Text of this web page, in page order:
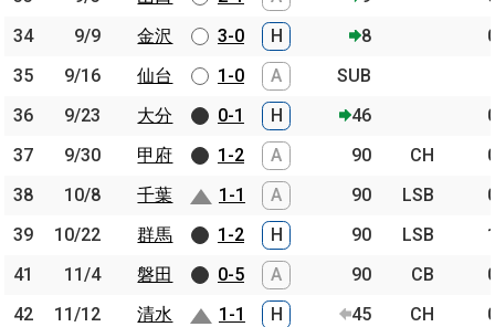
34
9/9 金沢 3-0 H 8
35
9/16 仙台 1-0 A
SUB
36
9/23 大分 0-1 H 46
37
9/30 甲府 1-2 A 90 CH
38
10/8 千葉 1-1 A 90 LSB
39
10/22 群馬 1-2 H 90 LSB
41
11/4 磐田 0-5 A 90 CB
42
11/12 清水 1-1 H 45 CH
34
9/9
金沢
35
9/16
仙台
36
9/23
大分
37
9/30
甲府
38
10/8
千葉
39
10/22
群馬
41
11/4
磐田
42
11/12 清水